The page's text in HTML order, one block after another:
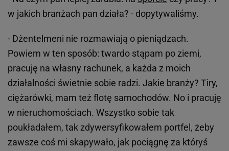
w jakich branżach pan działa? - dopytywaliśmy.
- Dżentelmeni nie rozmawiają o pieniądzach.
Powiem w ten sposób: twardo stąpam po ziemi,
pracuję na własny rachunek, a każda z moich
działalności świetnie sobie radzi. Jakie branży? Tiry,
ciężarówki, mam też flotę samochodów. No i pracuję
w nieruchomościach. Wszystko sobie tak
poukładałem, tak zdywersyfikowałem portfel, żeby
zawsze coś mi skapywało, jak pociągnę za któryś